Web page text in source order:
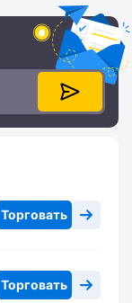
Торговать
Торговать